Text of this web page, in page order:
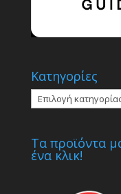
Κατηγορίες
Κατηγορίες
Τα προϊόντα
ένα κλικ!